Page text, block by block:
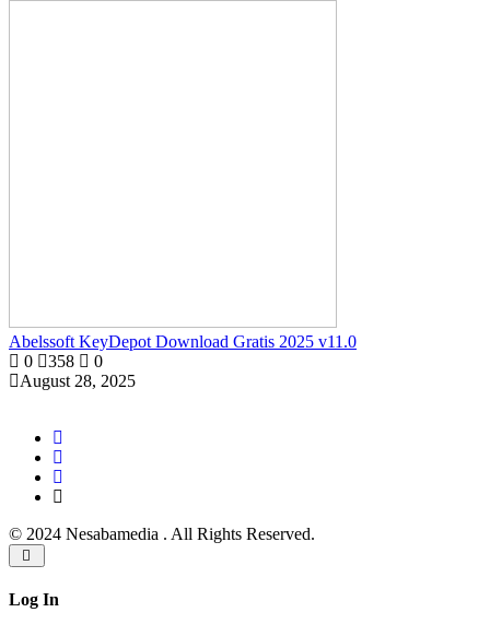
Abelssoft KeyDepot Download Gratis 2025 v11.0
0
358
0
August 28, 2025
© 2024 Nesabamedia . All Rights Reserved.
Log In